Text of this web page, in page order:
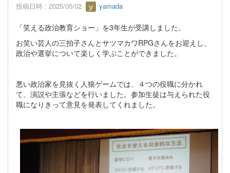
投稿日時 : 2025/05/02 yamada
「笑える政治教育ショー」を3年生が受講しました。
お笑い芸人の三拍子さんとサツマカワRPGさんをお迎えし、
政治や選挙について楽しく学ぶことができました。
悪い政治家を見抜く人狼ゲームでは、４つの役職に分かれ
て、演説や主張などを行いました。参加生徒は与えられた役
職になりきって意見を発表してくれました。